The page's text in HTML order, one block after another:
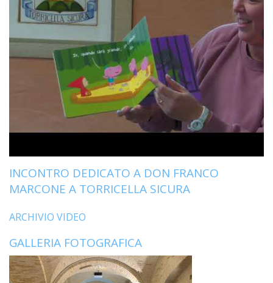
INCONTRO DEDICATO A DON FRANCO
MARCONE A TORRICELLA SICURA
ARCHIVIO VIDEO
GALLERIA FOTOGRAFICA